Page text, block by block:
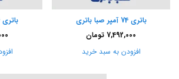
باتری 74 آمپر صبا باتری
7,492,000 تومان
افزودن به سبد خرید
باتری 66 آمپر صبا باتری